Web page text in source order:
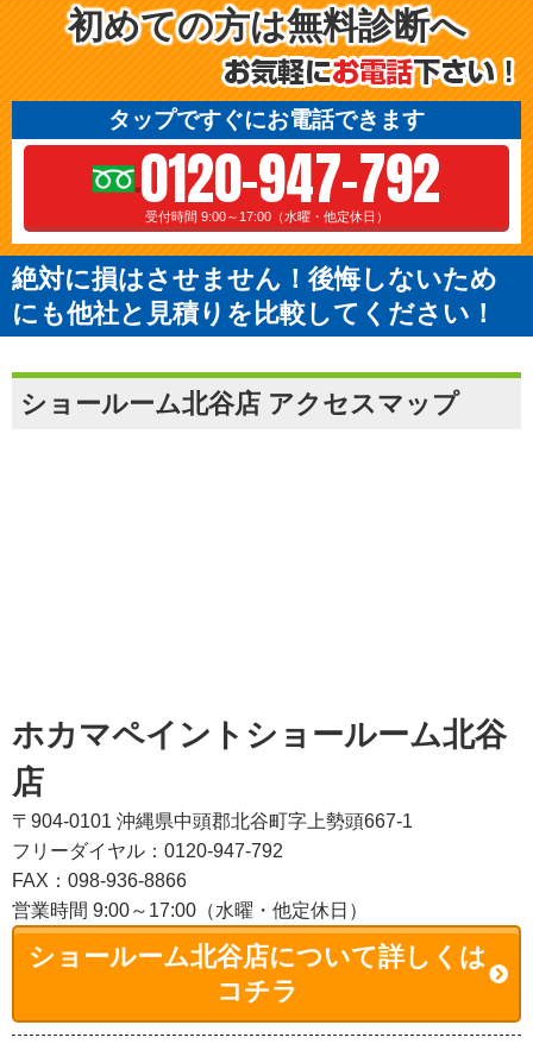
初めての方は無料診断へ
タップですぐにお電話できます
0120-947-792
受付時間 9:00～17:00（水曜・他定休日）
絶対に損はさせません！後悔しないため
にも他社と見積りを比較してください！
ショールーム北谷店 アクセスマップ
ホカマペイントショールーム北谷
店
〒904-0101 沖縄県中頭郡北谷町字上勢頭667-1
フリーダイヤル：0120-947-792
FAX：098-936-8866
営業時間 9:00～17:00（水曜・他定休日）
ショールーム北谷店について詳しくは
コチラ